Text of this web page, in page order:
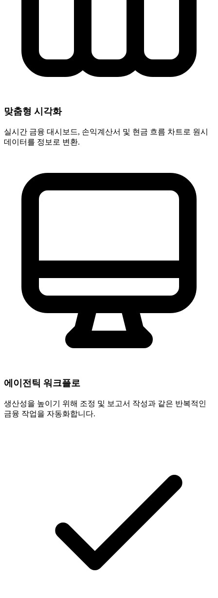
맞춤형 시각화
실시간 금융 대시보드, 손익계산서 및 현금 흐름 차트로 원시
데이터를 정보로 변환.
에이전틱 워크플로
생산성을 높이기 위해 조정 및 보고서 작성과 같은 반복적인
금융 작업을 자동화합니다.